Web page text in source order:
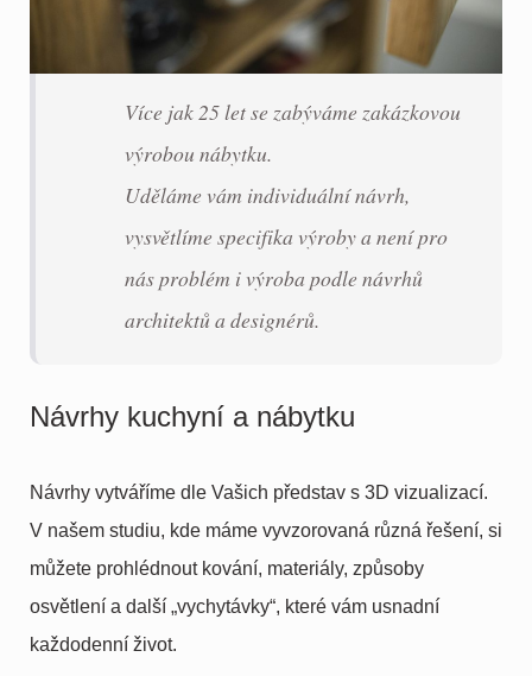
Více jak 25 let se zabýváme zakázkovou
výrobou nábytku.
Uděláme vám individuální návrh,
vysvětlíme specifika výroby a není pro
nás problém i výroba podle návrhů
architektů a designérů.
Návrhy kuchyní a nábytku
Návrhy vytváříme dle Vašich představ s 3D vizualizací.
V našem studiu, kde máme vyvzorovaná různá řešení, si
můžete prohlédnout kování, materiály, způsoby
osvětlení a další „vychytávky“, které vám usnadní
každodenní život.